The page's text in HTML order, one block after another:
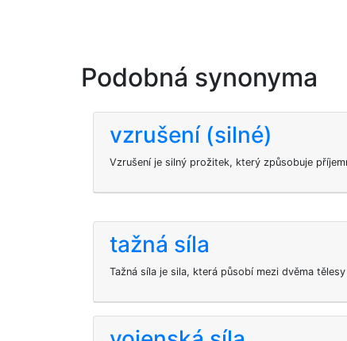
Podobná synonyma
vzrušení (silné)
Vzrušení je silný prožitek, který způsobuje
tažná síla
Tažná síla je sila, která působí mezi dvěma